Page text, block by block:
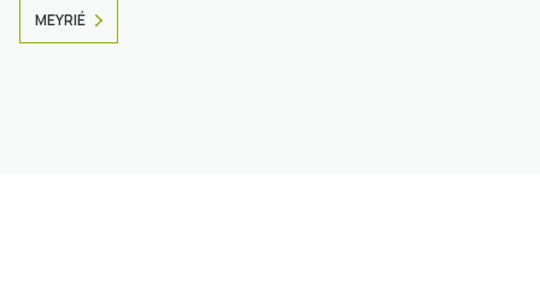
MEYRIÉ